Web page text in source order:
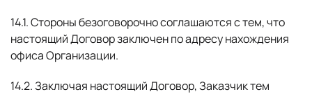
14.1. Стороны безоговорочно соглашаются с тем, что
настоящий Договор заключен по адресу нахождения
офиса Организации.
14.2. Заключая настоящий Договор, Заказчик тем